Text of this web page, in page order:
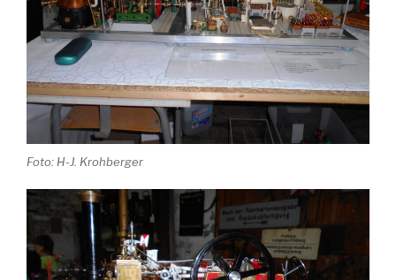
Foto: H-J. Krohberger